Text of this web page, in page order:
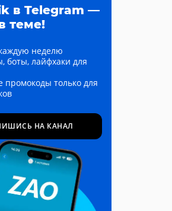
в Telegram —
теме!
неделю
боты, лайфхаки для
промокоды только для
НА КАНАЛ